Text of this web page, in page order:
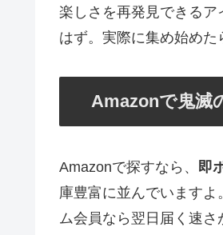
楽しさを再発見できるア
はず。実際に集め始めた
Amazonで鬼滅
Amazonで探すなら、 即
庫豊富に並んでいますよ
ム会員なら翌日届く速